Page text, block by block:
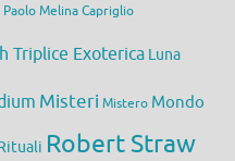
Paolo Melina Capriglio
Triplice Exoterica Luna
Misteri Mistero Mondo
Robert Straw